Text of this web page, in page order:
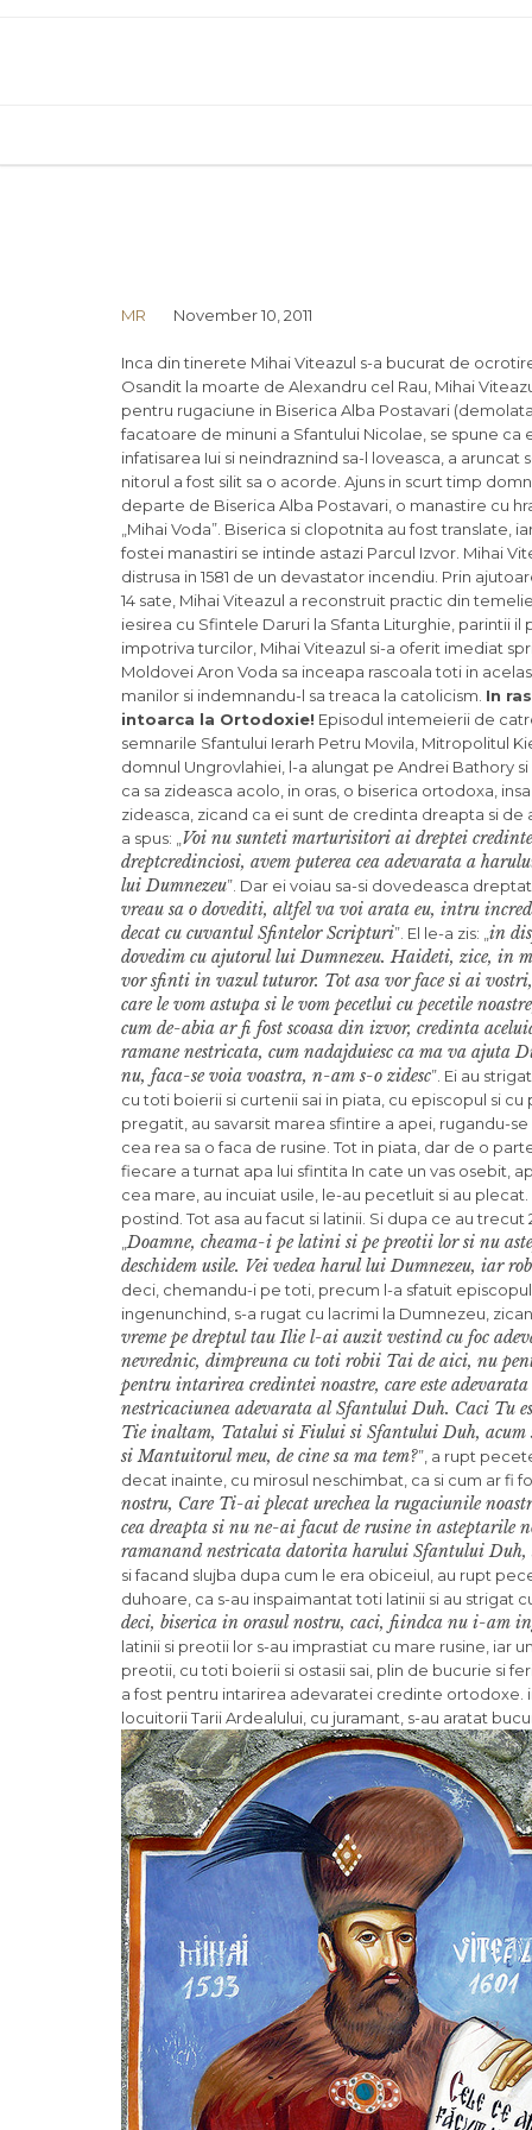
MR November 10, 2011
Inca din tinerete Mihai Viteazul s-a bucurat de
Osandit la moarte de Ale­xandru cel Rau, Mihai
pentru rugaciune in Biserica Alba Postavari
facatoare de minuni a Sfantului Nicolae, se spune
infatisarea Iui si neindraznind sa-l loveasca, a
nitorul a fost silit sa o acorde. Ajuns in scurt timp
departe de Biserica Alba Postavari, o manastire cu
„Mihai Voda”. Biserica si clopotnita au fost translate,
fostei manastiri se intinde astazi Parcul Izvor. Mihai
distrusa in 1581 de un devastator incendiu. Prin
14 sate, Mihai Viteazul a reconstruit practic din
iesirea cu Sfintele Daruri la Sfanta Liturghie, parintii
impotriva turcilor, Mihai Viteazul si-a oferit imediat
Moldovei Aron Voda sa inceapa rascoala toti in
manilor si indemnandu-l sa treaca la catolicism. In
intoarca la Orto­doxie! Episodul intemeierii de
semnarile Sfantului Ierarh Petru Movila, Mitropolitul
domnul Ungrovlahiei, l-a alungat pe Andrei Bathory
ca sa zideasca acolo, in oras, o biserica ortodoxa,
zideasca, zicand ca ei sunt de credinta dreapta si
a spus: „ Voi nu sunteti mar­turisitori ai dreptei
dreptcredinciosi, avem puterea cea adevarata a
lui Dumnezeu”. Dar ei voiau sa-si dovedeasca
vreau sa o dovediti, altfel va voi arata eu, intru
decat cu cuvantul Sfintelor Scripturi”. El le-a zis: „ in
dovedim cu ajutorul lui Dumnezeu. Haideti, zice, in
vor sfinti in vazul tuturor. Tot asa vor face si ai vostri,
care le vom astupa si le vom pecetlui cu pecetile
cum de-abia ar fi fost scoasa din izvor, credinta
ramane nestricata, cum nadajduiesc ca ma va aju­ta
nu, faca-se voia voastra, n-am s-o zidesc”. Ei au
cu toti boierii si curtenii sai in piata, cu episcopul si
pregatit, au savarsit marea sfintire a apei, rugandu-
cea rea sa o faca de rusine. Tot in piata, dar de o
fiecare a turnat apa lui sfintita In cate un vas osebit,
cea mare, au incuiat usile, le-au pece­tluit si au
postind. Tot asa au facut si latinii. Si dupa ce au
Doamne, cheama-i pe latini si pe preotii lor si nu
deschidem usile. Vei vedea harul lui Dumnezeu, iar
deci, chemandu-i pe toti, pre­cum l-a sfatuit
inge­nunchind, s-a rugat cu lacrimi la Dumnezeu,
vreme pe dreptul tau Ilie l-ai auzit vestind cu foc
nevrednic, dimpreuna cu toti robii Tai de aici, nu
pentru intarirea credintei noastre, care este
nestricaciunea adevarata al Sfantului Duh. Caci Tu
Tie inaltam, Tatalui si Fiului si Sfantului Duh, acum
si Mantuito­rul meu, de cine sa ma tem?”, a rupt
decat inainte, cu mirosul neschimbat, ca si cum ar fi
nostru, Care Ti-ai plecat urechea la rugaciu­nile
cea dreapta si nu ne-ai facut de rusine in asteptarile
ramanand nestricata datorita ha­rului Sfantului
si facand slujba dupa cum le era obiceiul, au rupt
du­hoare, ca s-au inspaimantat toti latinii si au strigat cu
deci, biserica in orasul nostru, caci, fiindca nu i-am
latinii si preotii lor s-au imprastiat cu mare rusine, iar
preotii, cu toti boierii si ostasii sai, plin de bucurie si
a fost pentru intarirea adevaratei credinte orto­doxe.
locuitorii Tarii Ardealului, cu jura­mant, s-au aratat